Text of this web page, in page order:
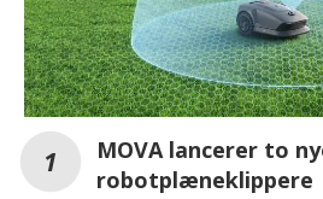
MOVA lancerer to
robotplæneklippere